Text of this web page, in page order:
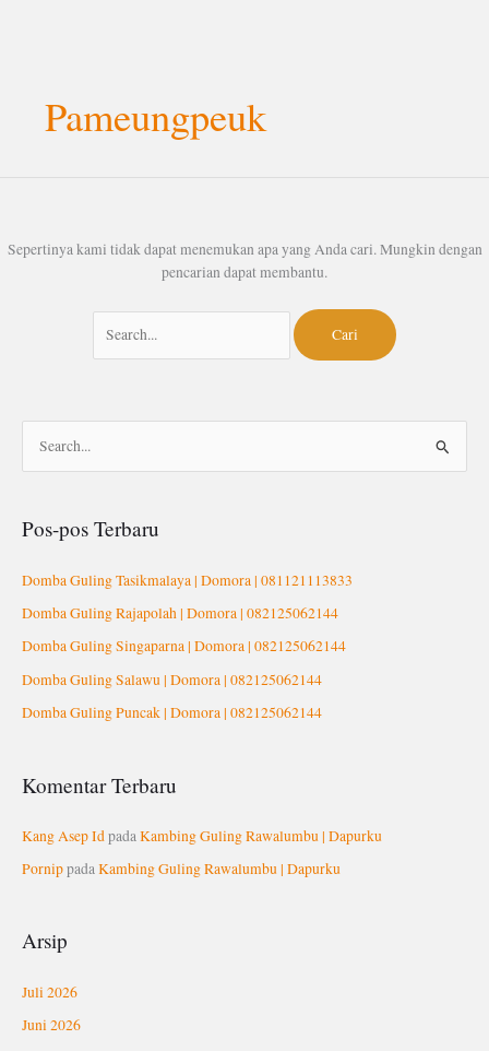
Pameungpeuk
Sepertinya kami tidak dapat menemukan apa yang Anda cari. Mungkin dengan
pencarian dapat membantu.
i
u
k
:
Pos-pos Terbaru
Domba Guling Tasikmalaya | Domora | 081121113833
Domba Guling Rajapolah | Domora | 082125062144
Domba Guling Singaparna | Domora | 082125062144
Domba Guling Salawu | Domora | 082125062144
Domba Guling Puncak | Domora | 082125062144
Komentar Terbaru
Kang Asep IdpadaKambing Guling Rawalumbu | Dapurku
PornippadaKambing Guling Rawalumbu | Dapurku
Arsip
Juli 2026
Juni 2026